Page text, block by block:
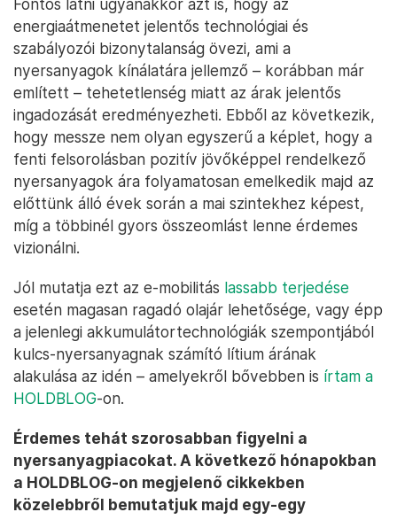
Fontos látni ugyanakkor azt is, hogy az
energiaátmenetet jelentős technológiai és
szabályozói bizonytalanság övezi, ami a
nyersanyagok kínálatára jellemző – korábban már
említett – tehetetlenség miatt az árak jelentős
ingadozását eredményezheti. Ebből az következik,
hogy messze nem olyan egyszerű a képlet, hogy a
fenti felsorolásban pozitív jövőképpel rendelkező
nyersanyagok ára folyamatosan emelkedik majd az
előttünk álló évek során a mai szintekhez képest,
míg a többinél gyors összeomlást lenne érdemes
vizionálni.
Jól mutatja ezt az e-mobilitás lassabb terjedése
esetén magasan ragadó olajár lehetősége, vagy épp
a jelenlegi akkumulátortechnológiák szempontjából
kulcs-nyersanyagnak számító lítium árának
alakulása az idén – amelyekről bővebben is írtam a
HOLDBLOG-on.
Érdemes tehát szorosabban figyelni a
nyersanyagpiacokat. A következő hónapokban
a HOLDBLOG-on megjelenő cikkekben
közelebbről bemutatjuk majd egy-egy